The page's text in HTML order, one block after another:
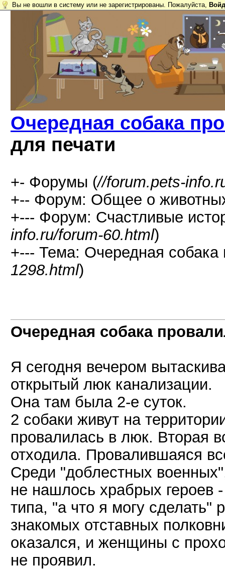
Вы не вошли в систему или не зарегистрированы. Пожалуйста,
Очередная собака
для печати
+- Форумы (//forum.pets-
+-- Форум: Общее о
+--- Форум: Счастливые
info.ru/forum-60.html)
+--- Тема: Очередная
1298.html)
Очередная собака
Я сегодня вечером
открытый люк канализации.
Она там была 2-е суток.
2 собаки живут на
провалилась в люк. Вторая
отходила. Провалившаяся
Среди "доблестных
не нашлось храбрых героев
типа, "а что я могу сделать"
знакомых отставных
оказался, и женщины с
не проявил.